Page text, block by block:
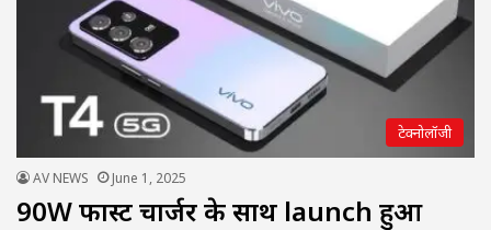
टेक्नोलॉजी
AV NEWS June 1, 2025
90W फास्ट चार्जर के साथ launch हुआ